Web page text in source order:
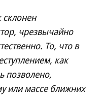
чрезвычайно
То, что в
как
позволено,
или массе ближних